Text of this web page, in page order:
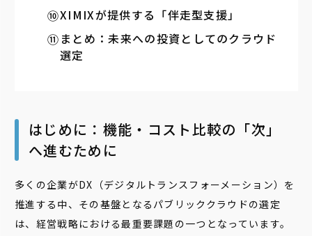
XIMIXが提供する「伴走型支援」
まとめ：未来への投資としてのクラウド
選定
はじめに：機能・コスト比較の「次」
へ進むために
多くの企業がDX（デジタルトランスフォーメーション）を
推進する中、その基盤となるパブリッククラウドの選定
は、経営戦略における最重要課題の一つとなっています。